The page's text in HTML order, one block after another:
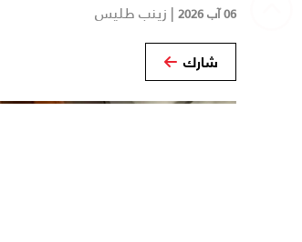
06 آب 2026 | زينب طليس
شارك